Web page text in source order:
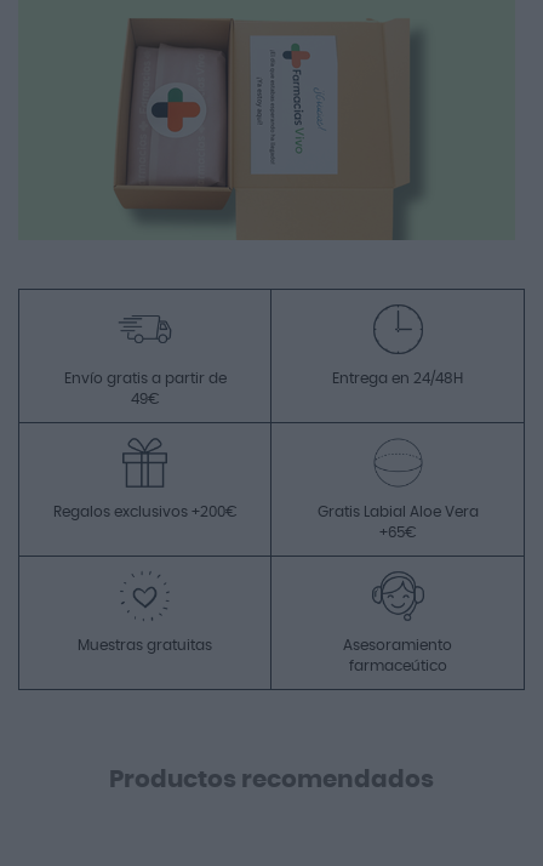
Envío gratis a partir de
49€
Entrega en 24/48H
Regalos exclusivos +200€
Gratis Labial Aloe Vera
+65€
Muestras gratuitas
Asesoramiento
farmaceútico
Productos recomendados